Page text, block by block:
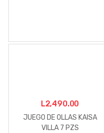
L2,490.00
JUEGO DE OLLAS KAISA
VILLA 7 PZS